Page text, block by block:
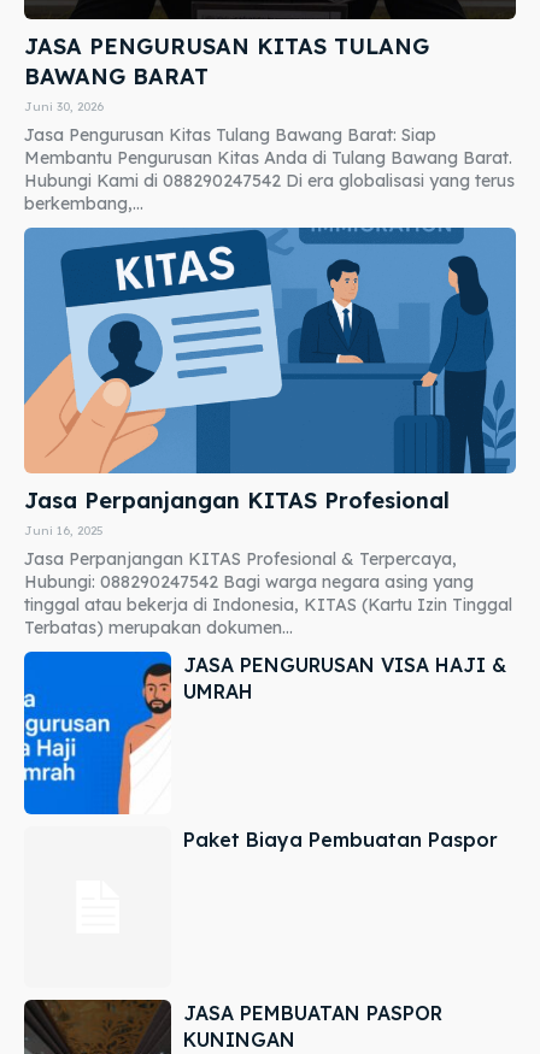
JASA PENGURUSAN KITAS TULANG
BAWANG BARAT
Juni 30, 2026
Jasa Pengurusan Kitas Tulang Bawang Barat: Siap
Membantu Pengurusan Kitas Anda di Tulang Bawang Barat.
Hubungi Kami di 088290247542 Di era globalisasi yang terus
berkembang,...
Jasa Perpanjangan KITAS Profesional
Juni 16, 2025
Jasa Perpanjangan KITAS Profesional & Terpercaya,
Hubungi: 088290247542 Bagi warga negara asing yang
tinggal atau bekerja di Indonesia, KITAS (Kartu Izin Tinggal
Terbatas) merupakan dokumen...
JASA PENGURUSAN VISA HAJI &
UMRAH
Paket Biaya Pembuatan Paspor
JASA PEMBUATAN PASPOR
KUNINGAN